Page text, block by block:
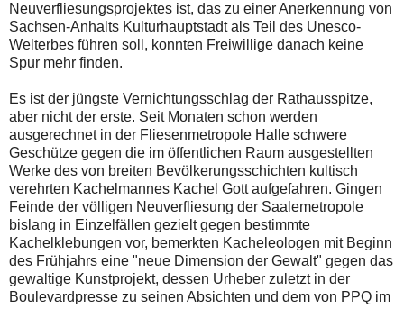
Neuverfliesungsprojektes ist, das zu einer Anerkennung von
Sachsen-Anhalts Kulturhauptstadt als Teil des Unesco-
Welterbes führen soll, konnten Freiwillige danach keine
Spur mehr finden.
Es ist der jüngste Vernichtungsschlag der Rathausspitze,
aber nicht der erste. Seit Monaten schon werden
ausgerechnet in der Fliesenmetropole Halle schwere
Geschütze gegen die im öffentlichen Raum ausgestellten
Werke des von breiten Bevölkerungsschichten kultisch
verehrten Kachelmannes Kachel Gott aufgefahren. Gingen
Feinde der völligen Neuverfliesung der Saalemetropole
bislang in Einzelfällen gezielt gegen bestimmte
Kachelklebungen vor, bemerkten Kacheleologen mit Beginn
des Frühjahrs eine "neue Dimension der Gewalt" gegen das
gewaltige Kunstprojekt, dessen Urheber zuletzt in der
Boulevardpresse zu seinen Absichten und dem von PPQ im